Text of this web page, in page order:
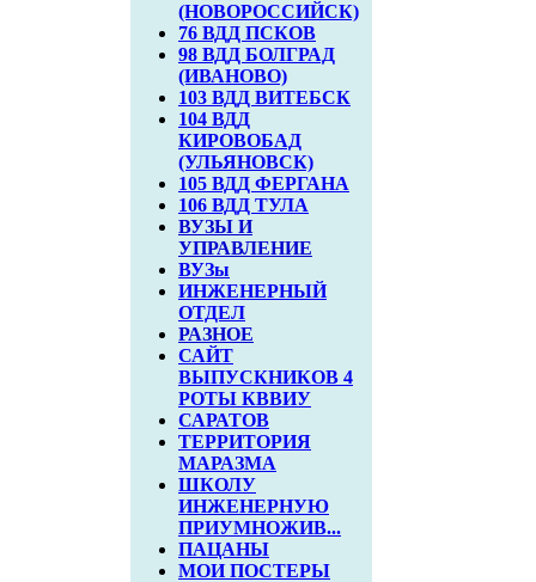
(НОВОРОССИЙСК)
76 ВДД ПСКОВ
98 ВДД БОЛГРАД
(ИВАНОВО)
103 ВДД ВИТЕБСК
104 ВДД
КИРОВОБАД
(УЛЬЯНОВСК)
105 ВДД ФЕРГАНА
106 ВДД ТУЛА
ВУЗЫ И
УПРАВЛЕНИЕ
ВУЗы
ИНЖЕНЕРНЫЙ
ОТДЕЛ
РАЗНОЕ
САЙТ
ВЫПУСКНИКОВ 4
РОТЫ КВВИУ
САРАТОВ
ТЕРРИТОРИЯ
МАРАЗМА
ШКОЛУ
ИНЖЕНЕРНУЮ
ПРИУМНОЖИВ...
ПАЦАНЫ
МОИ ПОСТЕРЫ